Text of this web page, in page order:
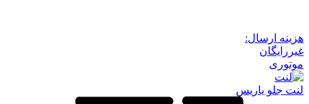
هزینه ارسال:
غیررایگان
موتوری
لنت جلو یاریس